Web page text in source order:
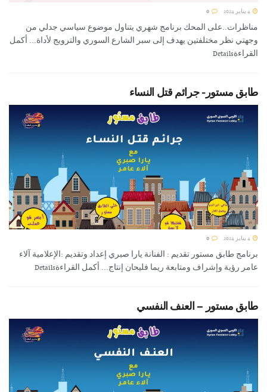
مناظرات..على المحك برنامج شهري يتناول موضوع سياسي جدلي من
وجهتي نظر مختلفتين يهدف إلى سبر الشارع السوري والترويج لأداة... أكمل
القراءةDetails
طابق مستور- جرائم قتل النساء
برنامج طابق مستور تقديم : الفنانة يارا صبري إعداد وتقديم :الإعلامية آلاء
عامر رؤية وإشراف ومتابعة ريما فليحان إنتاج... أكمل القراءةDetails
طابق مستور – العنف النفسي